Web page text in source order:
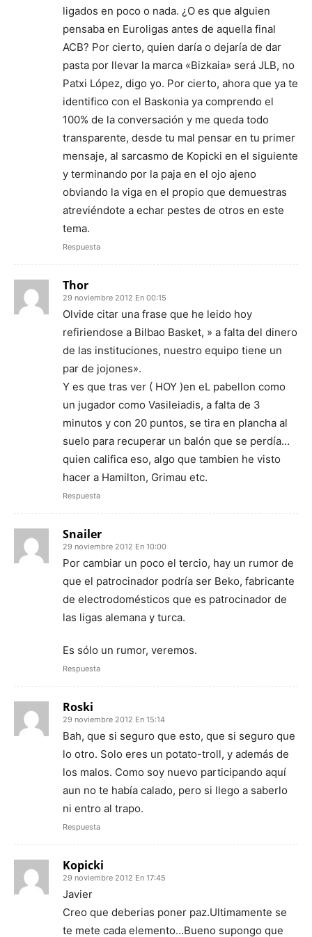
ligados en poco o nada. ¿O es que alguien
pensaba en Euroligas antes de aquella final
ACB? Por cierto, quien daría o dejaría de dar
pasta por llevar la marca «Bizkaia» será JLB, no
Patxi López, digo yo. Por cierto, ahora que ya te
identifico con el Baskonia ya comprendo el
100% de la conversación y me queda todo
transparente, desde tu mal pensar en tu primer
mensaje, al sarcasmo de Kopicki en el siguiente
y terminando por la paja en el ojo ajeno
obviando la viga en el propio que demuestras
atreviéndote a echar pestes de otros en este
tema.
Respuesta
Thor
29 noviembre 2012 En 00:15
Olvide citar una frase que he leido hoy
refiriendose a Bilbao Basket, » a falta del dinero
de las instituciones, nuestro equipo tiene un
par de jojones».
Y es que tras ver ( HOY )en eL pabellon como
un jugador como Vasileiadis, a falta de 3
minutos y con 20 puntos, se tira en plancha al
suelo para recuperar un balón que se perdía…
quien califica eso, algo que tambien he visto
hacer a Hamilton, Grimau etc.
Respuesta
Snailer
29 noviembre 2012 En 10:00
Por cambiar un poco el tercio, hay un rumor de
que el patrocinador podría ser Beko, fabricante
de electrodomésticos que es patrocinador de
las ligas alemana y turca.
Es sólo un rumor, veremos.
Respuesta
Roski
29 noviembre 2012 En 15:14
Bah, que si seguro que esto, que si seguro que
lo otro. Solo eres un potato-troll, y además de
los malos. Como soy nuevo participando aquí
aun no te había calado, pero si llego a saberlo
ni entro al trapo.
Respuesta
Kopicki
29 noviembre 2012 En 17:45
Javier
Creo que deberias poner paz.Ultimamente se
te mete cada elemento…Bueno supongo que